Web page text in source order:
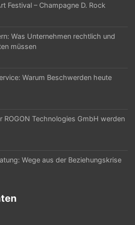
Festival – Champagne D. Rock
Was Unternehmen rechtlich und
müssen
Warum Beschwerden heute
ROGON Technologies GmbH werden
Wege aus der Beziehungskrise